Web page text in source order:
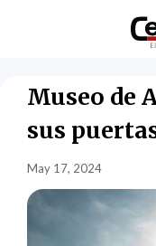
Museo de
sus
May 17, 2024